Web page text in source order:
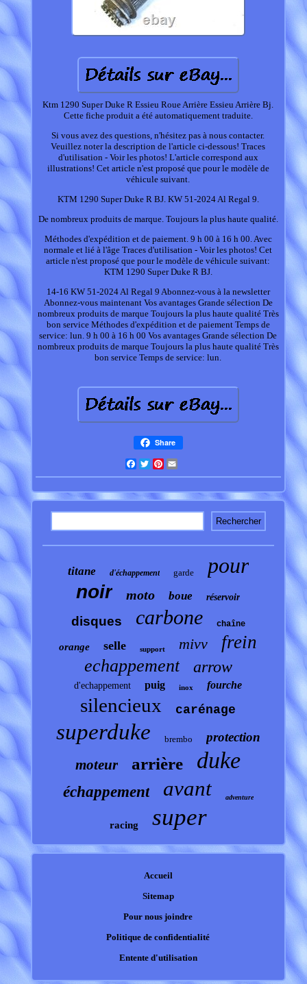
Ktm 1290 Super Duke R Essieu Roue Arrière Essieu Arrière Bj.
Cette fiche produit a été automatiquement traduite.
Si vous avez des questions, n'hésitez pas à nous contacter.
Veuillez noter la description de l'article ci-dessous! Traces
d'utilisation - Voir les photos! L'article correspond aux
illustrations! Cet article n'est proposé que pour le modèle de
véhicule suivant.
KTM 1290 Super Duke R BJ. KW 51-2024 Al Regal 9.
De nombreux produits de marque. Toujours la plus haute qualité.
Méthodes d'expédition et de paiement. 9 h 00 à 16 h 00. Avec
normale et lié à l'âge Traces d'utilisation - Voir les photos! Cet
article n'est proposé que pour le modèle de véhicule suivant:
KTM 1290 Super Duke R BJ.
14-16 KW 51-2024 Al Regal 9 Abonnez-vous à la newsletter
Abonnez-vous maintenant Vos avantages Grande sélection De
nombreux produits de marque Toujours la plus haute qualité Très
bon service Méthodes d'expédition et de paiement Temps de
service: lun. 9 h 00 à 16 h 00 Vos avantages Grande sélection De
nombreux produits de marque Toujours la plus haute qualité Très
bon service Temps de service: lun.
Share
Facebook
TwitterPinterest
titane d'échappement garde pour
noir moto boue réservoir
disques carbone chaîne
orange selle support mivv frein
echappement arrow
d'echappement puig inox fourche
silencieux carénage
superduke brembo protection
moteur arrière duke
échappement avant adventure
racing super
Accueil
Sitemap
Pour nous joindre
Politique de confidentialité
Entente d'utilisation